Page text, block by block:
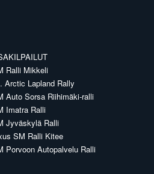
Ralli Mikkeli
Arctic Lapland Rally
Auto Sorsa Riihimäki-ralli
Imatra Ralli
Jyväskylä Ralli
SM Ralli Kitee
Porvoon Autopalvelu Ralli